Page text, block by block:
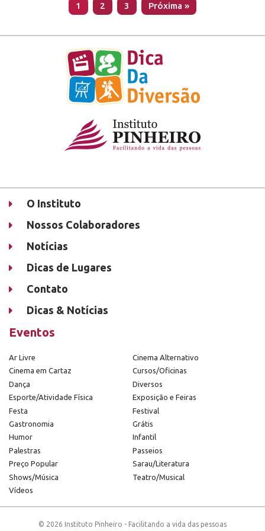
1 2 3 Próxima »
O Instituto
Nossos Colaboradores
Notícias
Dicas de Lugares
Contato
Dicas & Notícias
Eventos
Ar Livre
Cinema Alternativo
Cinema em Cartaz
Cursos/Oficinas
Dança
Diversos
Esporte/Atividade Física
Exposição e Feiras
Festa
Festival
Gastronomia
Grátis
Humor
Infantil
Palestras
Passeios
Preço Popular
Sarau/Literatura
Shows/Música
Teatro/Musical
Vídeos
© 2026 Instituto Pinheiro - Facilitando a vida das pessoas